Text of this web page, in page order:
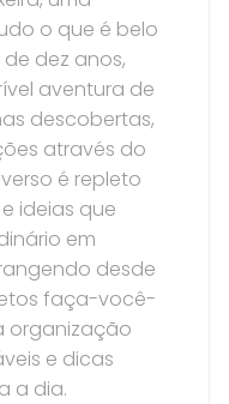
o que é belo
dez anos,
aventura de
descobertas,
através do
é repleto
ideias que
em
desde
faça-você-
organização
e dicas
a dia.